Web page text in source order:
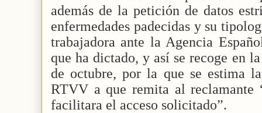
además de la petición de datos
enfermedades padecidas y su
trabajadora ante la Agencia
que ha dictado, y así se recoge en
de octubre, por la que se estima
RTVV a que remita al reclamante
facilitara el acceso solicitado”.